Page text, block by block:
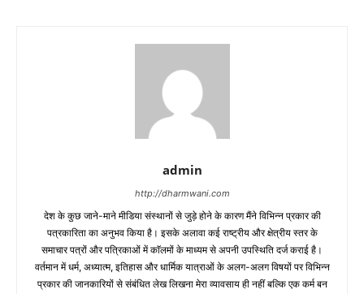
admin
http://dharmwani.com
देश के कुछ जाने-माने मीडिया संस्थानों से जुड़े होने के कारण मैंने विभिन्न प्रकार की
पत्रकारिता का अनुभव किया है। इसके अलावा कई राष्ट्रीय और क्षेत्रीय स्तर के
समाचार पत्रों और पत्रिकाओं में काॅलमों के माध्यम से अपनी उपस्थिति दर्ज कराई है।
वर्तमान में धर्म, अध्यात्म, इतिहास और धार्मिक यात्राओं के अलग-अलग विषयों पर विभिन्न
प्रकार की जानकारियों से संबंधित लेख लिखना मेरा व्यावसाय ही नहीं बल्कि एक कर्म बन